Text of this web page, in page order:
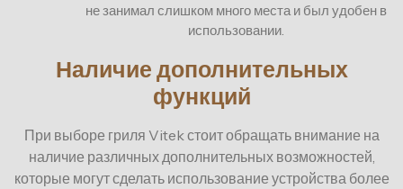
не занимал слишком много места и был удобен в
использовании.
Наличие дополнительных
функций
При выборе гриля Vitek стоит обращать внимание на
наличие различных дополнительных возможностей,
которые могут сделать использование устройства более